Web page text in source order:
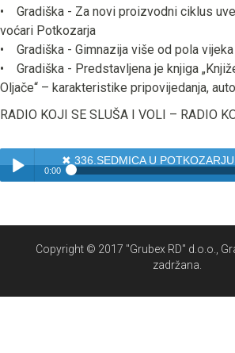
• Gradiška - Za novi proizvodni ciklus
voćari Potkozarja
• Gradiška - Gimnazija više od pola
• Gradiška - Predstavljena je knjiga
Oljače“ – karakteristike pripovijedanja,
RADIO KOJI SE SLUŠA I VOLI – RADIO
✖ 336.SEDMICA U
0:00
Copyright © 2017 "Grubex RD" d.o.o.,
zadržana.